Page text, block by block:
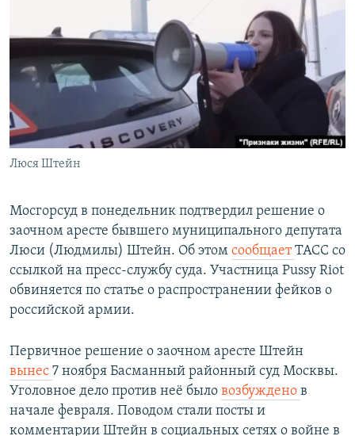
РАСПИСАНИЕ ВЕЩАНИЯ
ПОДПИШИТЕСЬ НА РАССЫЛКУ
Все сайты РСЕ/РС
Люся Штейн
Мосгорсуд в понедельник подтвердил решение о
заочном аресте бывшего муниципального депутата
Люси (Людмилы) Штейн. Об этом сообщаетТАСС со
ссылкой на пресс-службу суда. Участница Pussy Riot
обвиняется по статье о распространении фейков о
российской армии.
Первичное решение о заочном аресте Штейн
вынес 7 ноября Басманный районный суд Москвы.
Уголовное дело против неё было возбуждено в
начале февраля. Поводом стали посты и
комментарии Штейн в социальных сетях о войне в